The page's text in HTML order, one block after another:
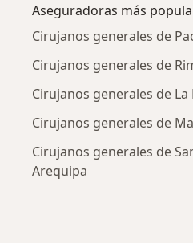
Aseguradoras más
Cirujanos generales de
Cirujanos generales de
Cirujanos generales de
Cirujanos generales de
Cirujanos generales de
Arequipa